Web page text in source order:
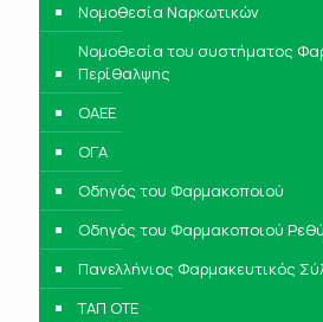
Νομοθεσία Ναρκωτικών
Νομοθεσία του συστήματος
Περίθαλψης
ΟΑΕΕ
ΟΓΑ
Οδηγός του Φαρμακοποιού
Οδηγός του Φαρμακοποιού
Πανελλήνιος Φαρμακευτικός
ΤΑΠ ΟΤΕ